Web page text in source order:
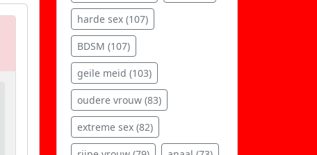
harde sex (107)
BDSM (107)
geile meid (103)
oudere vrouw (83)
extreme sex (82)